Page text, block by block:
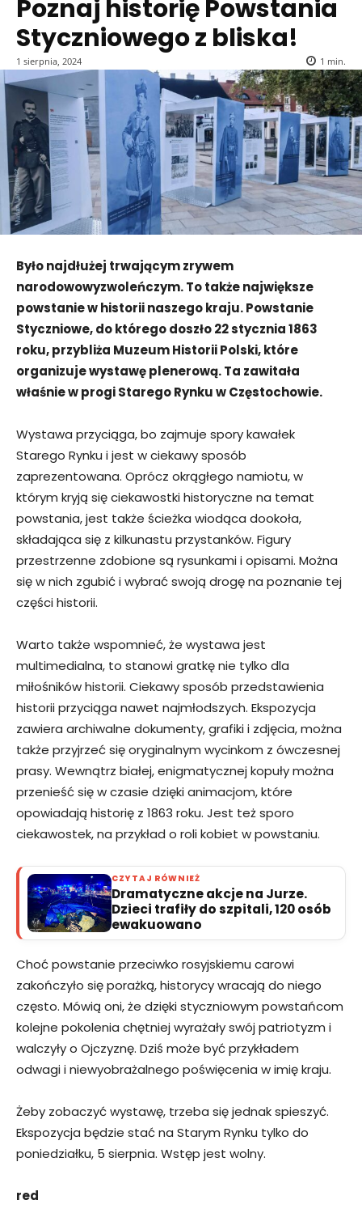
Poznaj historię Powstania
Styczniowego z bliska!
1 sierpnia, 2024 1 min.
Było najdłużej trwającym zrywem
narodowowyzwoleńczym. To także największe
powstanie w historii naszego kraju. Powstanie
Styczniowe, do którego doszło 22 stycznia 1863
roku, przybliża Muzeum Historii Polski, które
organizuje wystawę plenerową. Ta zawitała
właśnie w progi Starego Rynku w Częstochowie.
Wystawa przyciąga, bo zajmuje spory kawałek
Starego Rynku i jest w ciekawy sposób
zaprezentowana. Oprócz okrągłego namiotu, w
którym kryją się ciekawostki historyczne na temat
powstania, jest także ścieżka wiodąca dookoła,
składająca się z kilkunastu przystanków. Figury
przestrzenne zdobione są rysunkami i opisami. Można
się w nich zgubić i wybrać swoją drogę na poznanie tej
części historii.
Warto także wspomnieć, że wystawa jest
multimedialna, to stanowi gratkę nie tylko dla
miłośników historii. Ciekawy sposób przedstawienia
historii przyciąga nawet najmłodszych. Ekspozycja
zawiera archiwalne dokumenty, grafiki i zdjęcia, można
także przyjrzeć się oryginalnym wycinkom z ówczesnej
prasy. Wewnątrz białej, enigmatycznej kopuły można
przenieść się w czasie dzięki animacjom, które
opowiadają historię z 1863 roku. Jest też sporo
ciekawostek, na przykład o roli kobiet w powstaniu.
CZYTAJ RÓWNIEŻ
Dramatyczne akcje na Jurze.
Dzieci trafiły do szpitali, 120 osób
ewakuowano
Choć powstanie przeciwko rosyjskiemu carowi
zakończyło się porażką, historycy wracają do niego
często. Mówią oni, że dzięki styczniowym powstańcom
kolejne pokolenia chętniej wyrażały swój patriotyzm i
walczyły o Ojczyznę. Dziś może być przykładem
odwagi i niewyobrażalnego poświęcenia w imię kraju.
Żeby zobaczyć wystawę, trzeba się jednak spieszyć.
Ekspozycja będzie stać na Starym Rynku tylko do
poniedziałku, 5 sierpnia. Wstęp jest wolny.
red